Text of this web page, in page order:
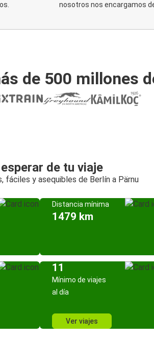
nosotros nos encargamos
de 500 millones
esperar de tu viaje
fáciles y asequibles de Berlín a Pärnu
Distancia mínima
1479 km
11
Mínimo de viajes
al día
Ver viajes